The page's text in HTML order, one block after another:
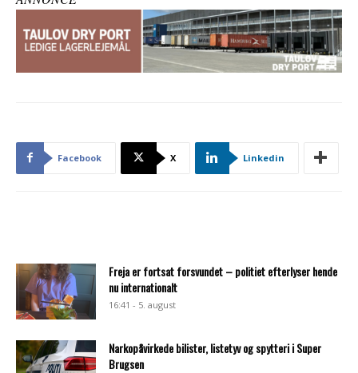
Facebook X Linkedin
Freja er fortsat forsvundet – politiet efterlyser hende
nu internationalt
16:41 - 5. august
Narkopåvirkede bilister, listetyv og spytteri i Super
Brugsen